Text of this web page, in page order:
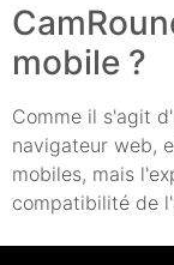
mobile ?
Comme il s'agit
navigateur web,
mobiles, mais
compatibilité de